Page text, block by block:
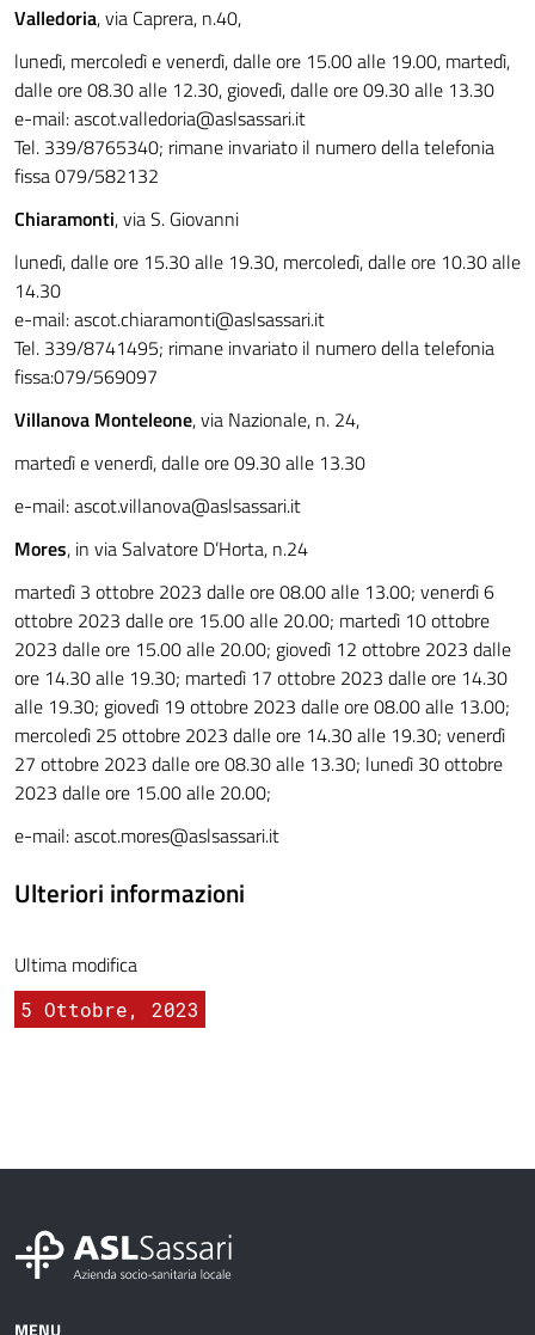
Valledoria, via Caprera, n.40,
lunedì, mercoledì e venerdì, dalle ore 15.00 alle 19.00, martedì,
dalle ore 08.30 alle 12.30, giovedì, dalle ore 09.30 alle 13.30
e-mail:ascot.valledoria@aslsassari.it
Tel. 339/8765340; rimane invariato il numero della telefonia
fissa 079/582132
Chiaramonti, via S. Giovanni
lunedì, dalle ore 15.30 alle 19.30, mercoledì, dalle ore 10.30 alle
14.30
e-mail:ascot.chiaramonti@aslsassari.it
Tel. 339/8741495; rimane invariato il numero della telefonia
fissa:079/569097
Villanova Monteleone, via Nazionale, n. 24,
martedì e venerdì, dalle ore 09.30 alle 13.30
e-mail:ascot.villanova@aslsassari.it
Mores, in via Salvatore D’Horta, n.24
martedì 3 ottobre 2023 dalle ore 08.00 alle 13.00; venerdì 6
ottobre 2023 dalle ore 15.00 alle 20.00; martedì 10 ottobre
2023 dalle ore 15.00 alle 20.00; giovedì 12 ottobre 2023 dalle
ore 14.30 alle 19.30; martedì 17 ottobre 2023 dalle ore 14.30
alle 19.30; giovedì 19 ottobre 2023 dalle ore 08.00 alle 13.00;
mercoledì 25 ottobre 2023 dalle ore 14.30 alle 19.30; venerdì
27 ottobre 2023 dalle ore 08.30 alle 13.30; lunedì 30 ottobre
2023 dalle ore 15.00 alle 20.00;
e-mail:ascot.mores@aslsassari.it
Ulteriori informazioni
Ultima modifica
5 Ottobre, 2023